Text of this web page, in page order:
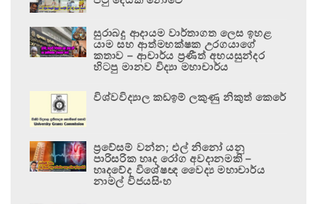
සුරාබදු ආදායම වාර්තාගත ලෙස ඉහළ
යාම සහ ආත්මභක්ෂක උරගයාගේ
කතාව – ආචාර්ය ප්‍රණීත් අභයසුන්දර
හිටපු මානව විද්‍යා මහාචාර්ය
විශ්වවිද්‍යාල කඩඉම් ලකුණු නිකුත් කෙරේ
ප්‍රවේසම් වන්න; එල් නිනෝ යනු
පාරිසරික හෘද රෝග අවදානමකි –
හෘදවේද විශේෂඥ වෛද්‍ය මහාචාර්ය
නාමල් විජයසිංහ